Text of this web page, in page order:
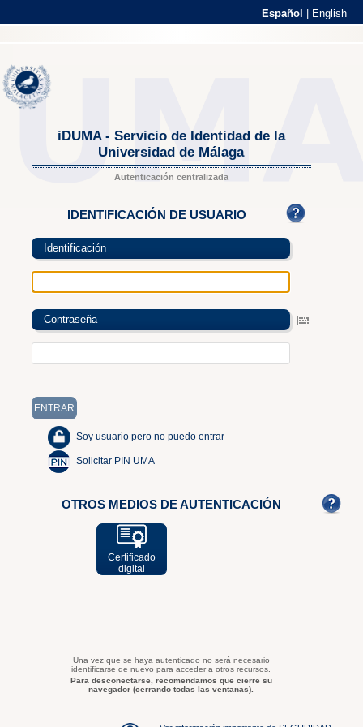
Español English
iDUMA - Servicio de Identidad de la
Universidad de Málaga
Autenticación centralizada
IDENTIFICACIÓN DE USUARIO
Identificación
Contraseña
Soy usuario pero no puedo entrar
Solicitar PIN UMA
OTROS MEDIOS DE AUTENTICACIÓN
Certificado
digital
Una vez que se haya autenticado no será necesario
identificarse de nuevo para acceder a otros recursos.
Para desconectarse, recomendamos que cierre su
navegador (cerrando todas las ventanas).